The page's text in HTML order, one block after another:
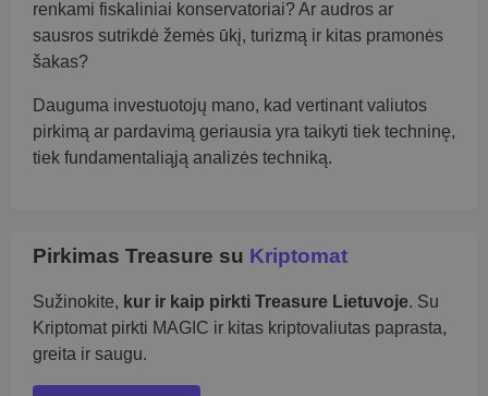
renkami fiskaliniai konservatoriai? Ar audros ar
sausros sutrikdė žemės ūkį, turizmą ir kitas pramonės
šakas?
Dauguma investuotojų mano, kad vertinant valiutos
pirkimą ar pardavimą geriausia yra taikyti tiek techninę,
tiek fundamentaliąją analizės techniką.
Pirkimas Treasure su Kriptomat
Sužinokite, kur ir kaip pirkti Treasure Lietuvoje. Su
Kriptomat pirkti MAGIC ir kitas kriptovaliutas paprasta,
greita ir saugu.